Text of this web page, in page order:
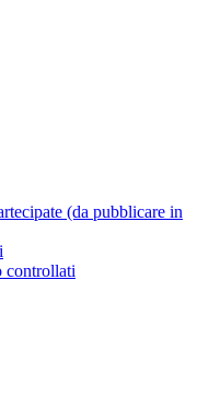
(da pubblicare in
controllati